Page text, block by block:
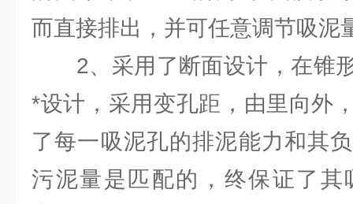
而直接排出，并可任意调节吸泥
2、采用了断面设计，在锥
*设计，采用变孔距，由里向外
了每一吸泥孔的排泥能力和其
污泥量是匹配的，终保证了其